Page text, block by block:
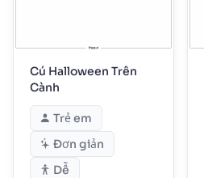
Cú Halloween Trên
Cành
Trẻ em
Đơn giản
Dễ